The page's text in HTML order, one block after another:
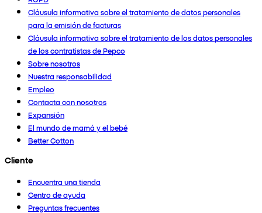
Cláusula informativa sobre el tratamiento de datos personales
para la emisión de facturas
Cláusula informativa sobre el tratamiento de los datos personales
de los contratistas de Pepco
Sobre nosotros
Nuestra responsabilidad
Empleo
Contacta con nosotros
Expansión
El mundo de mamá y el bebé
Better Cotton
Cliente
Encuentra una tienda
Centro de ayuda
Preguntas frecuentes